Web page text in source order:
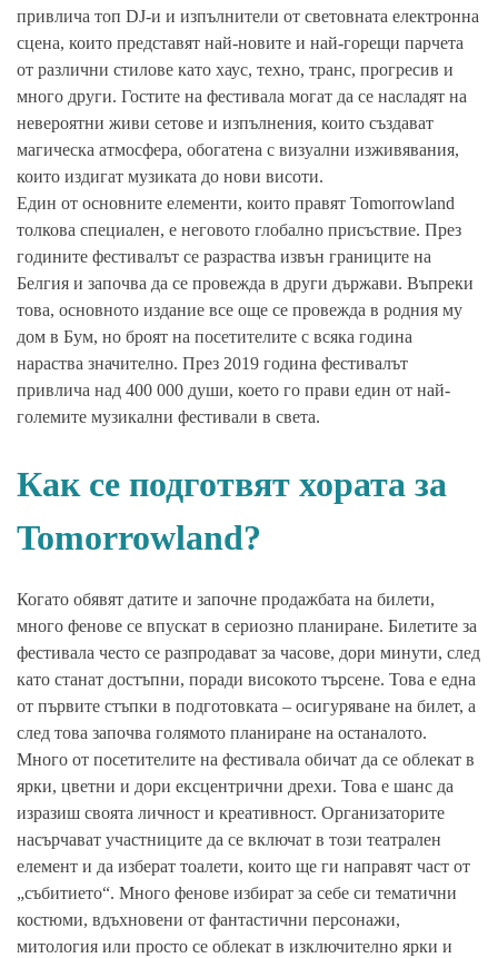
привлича топ DJ-и и изпълнители от световната електронна
сцена, които представят най-новите и най-горещи парчета
от различни стилове като хаус, техно, транс, прогресив и
много други. Гостите на фестивала могат да се насладят на
невероятни живи сетове и изпълнения, които създават
магическа атмосфера, обогатена с визуални изживявания,
които издигат музиката до нови висоти.
Един от основните елементи, които правят Tomorrowland
толкова специален, е неговото глобално присъствие. През
годините фестивалът се разраства извън границите на
Белгия и започва да се провежда в други държави. Въпреки
това, основното издание все още се провежда в родния му
дом в Бум, но броят на посетителите с всяка година
нараства значително. През 2019 година фестивалът
привлича над 400 000 души, което го прави един от най-
големите музикални фестивали в света.
Как се подготвят хората за
Tomorrowland?
Когато обявят датите и започне продажбата на билети,
много фенове се впускат в сериозно планиране. Билетите за
фестивала често се разпродават за часове, дори минути, след
като станат достъпни, поради високото търсене. Това е една
от първите стъпки в подготовката – осигуряване на билет, а
след това започва голямото планиране на останалото.
Много от посетителите на фестивала обичат да се облекат в
ярки, цветни и дори ексцентрични дрехи. Това е шанс да
изразиш своята личност и креативност. Организаторите
насърчават участниците да се включат в този театрален
елемент и да изберат тоалети, които ще ги направят част от
„събитието“. Много фенове избират за себе си тематични
костюми, вдъхновени от фантастични персонажи,
митология или просто се облекат в изключително ярки и